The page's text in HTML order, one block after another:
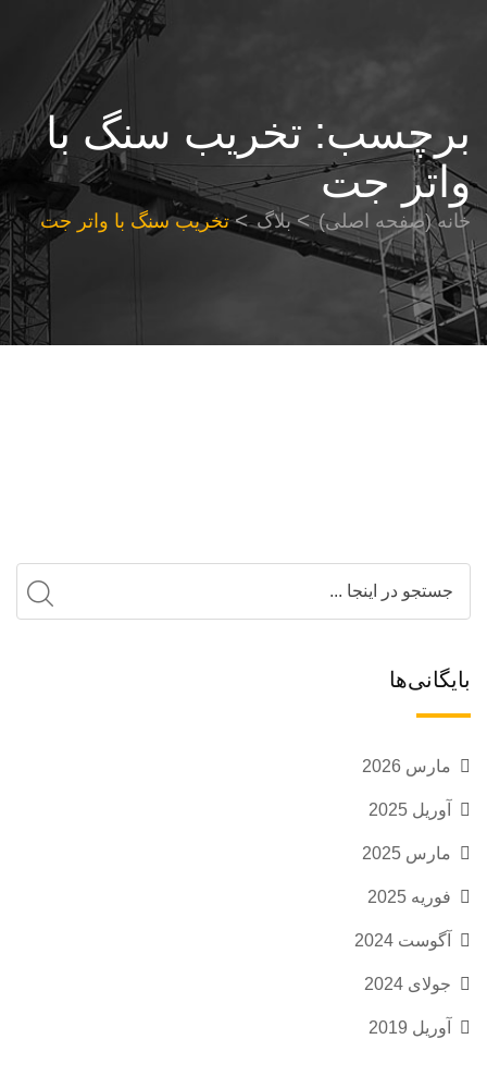
برچسب: تخریب سنگ با
واتر جت
خانه (صفحه اصلی) بلاگ تخریب سنگ با واتر جت
بایگانی‌ها
مارس 2026
آوریل 2025
مارس 2025
فوریه 2025
آگوست 2024
جولای 2024
آوریل 2019